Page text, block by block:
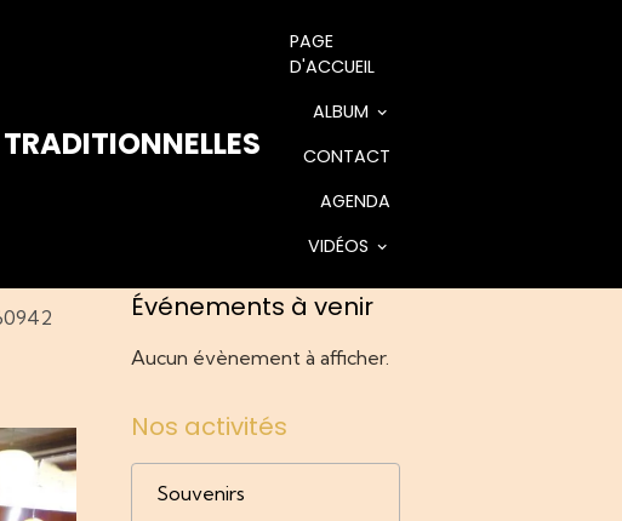
PAGE
D'ACCUEIL
ALBUM
CONTACT
AGENDA
VIDÉOS
Événements à venir
Aucun évènement à afficher.
Nos activités
Souvenirs